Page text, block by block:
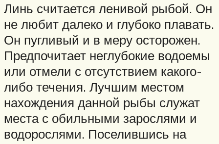
Линь считается ленивой рыбой. Он
не любит далеко и глубоко плавать.
Он пугливый и в меру осторожен.
Предпочитает неглубокие водоемы
или отмели с отсутствием какого-
либо течения. Лучшим местом
нахождения данной рыбы служат
места с обильными зарослями и
водорослями. Поселившись на